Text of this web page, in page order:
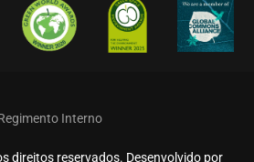
Interno
direitos reservados. Desenvolvido por